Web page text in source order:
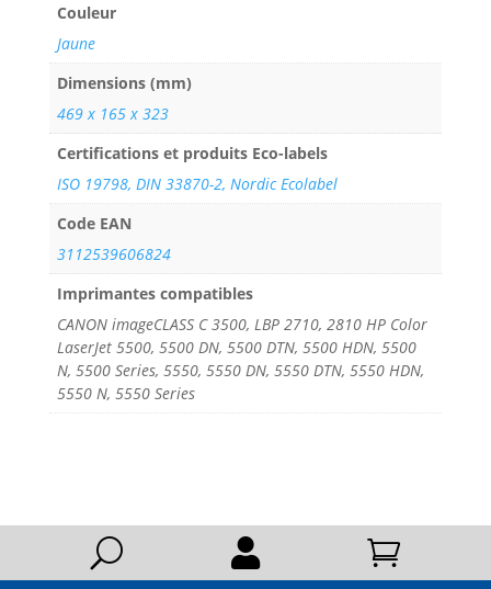
Couleur
Jaune
Dimensions (mm)
469 x 165 x 323
Certifications et produits Eco-labels
ISO 19798, DIN 33870-2, Nordic Ecolabel
Code EAN
3112539606824
Imprimantes compatibles
CANON imageCLASS C 3500, LBP 2710, 2810 HP Color
LaserJet 5500, 5500 DN, 5500 DTN, 5500 HDN, 5500
N, 5500 Series, 5550, 5550 DN, 5550 DTN, 5550 HDN,
5550 N, 5550 Series
U  